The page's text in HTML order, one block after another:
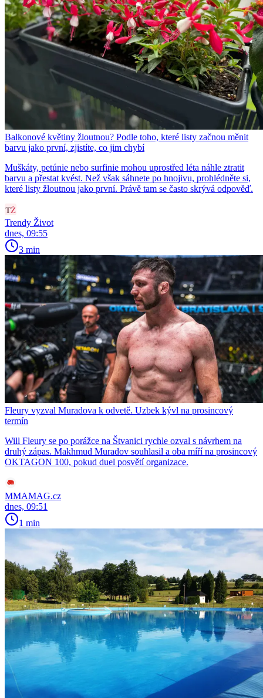
Balkonové květiny žloutnou? Podle toho, které listy začnou měnit
barvu jako první, zjistíte, co jim chybí
Muškáty, petúnie nebo surfinie mohou uprostřed léta náhle ztratit
barvu a přestat kvést. Než však sáhnete po hnojivu, prohlédněte si,
které listy žloutnou jako první. Právě tam se často skrývá odpověď.
Trendy Život
dnes, 09:55
3 min
Fleury vyzval Muradova k odvetě. Uzbek kývl na prosincový
termín
Will Fleury se po porážce na Štvanici rychle ozval s návrhem na
druhý zápas. Makhmud Muradov souhlasil a oba míří na prosincový
OKTAGON 100, pokud duel posvětí organizace.
MMAMAG.cz
dnes, 09:51
1 min